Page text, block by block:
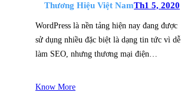
Thương Hiệu Việt NamTh1 5, 2020
WordPress là nền tảng hiện nay đang được
sử dụng nhiều đặc biệt là dạng tin tức vì dễ
làm SEO, nhưng thương mại điện…
Know More